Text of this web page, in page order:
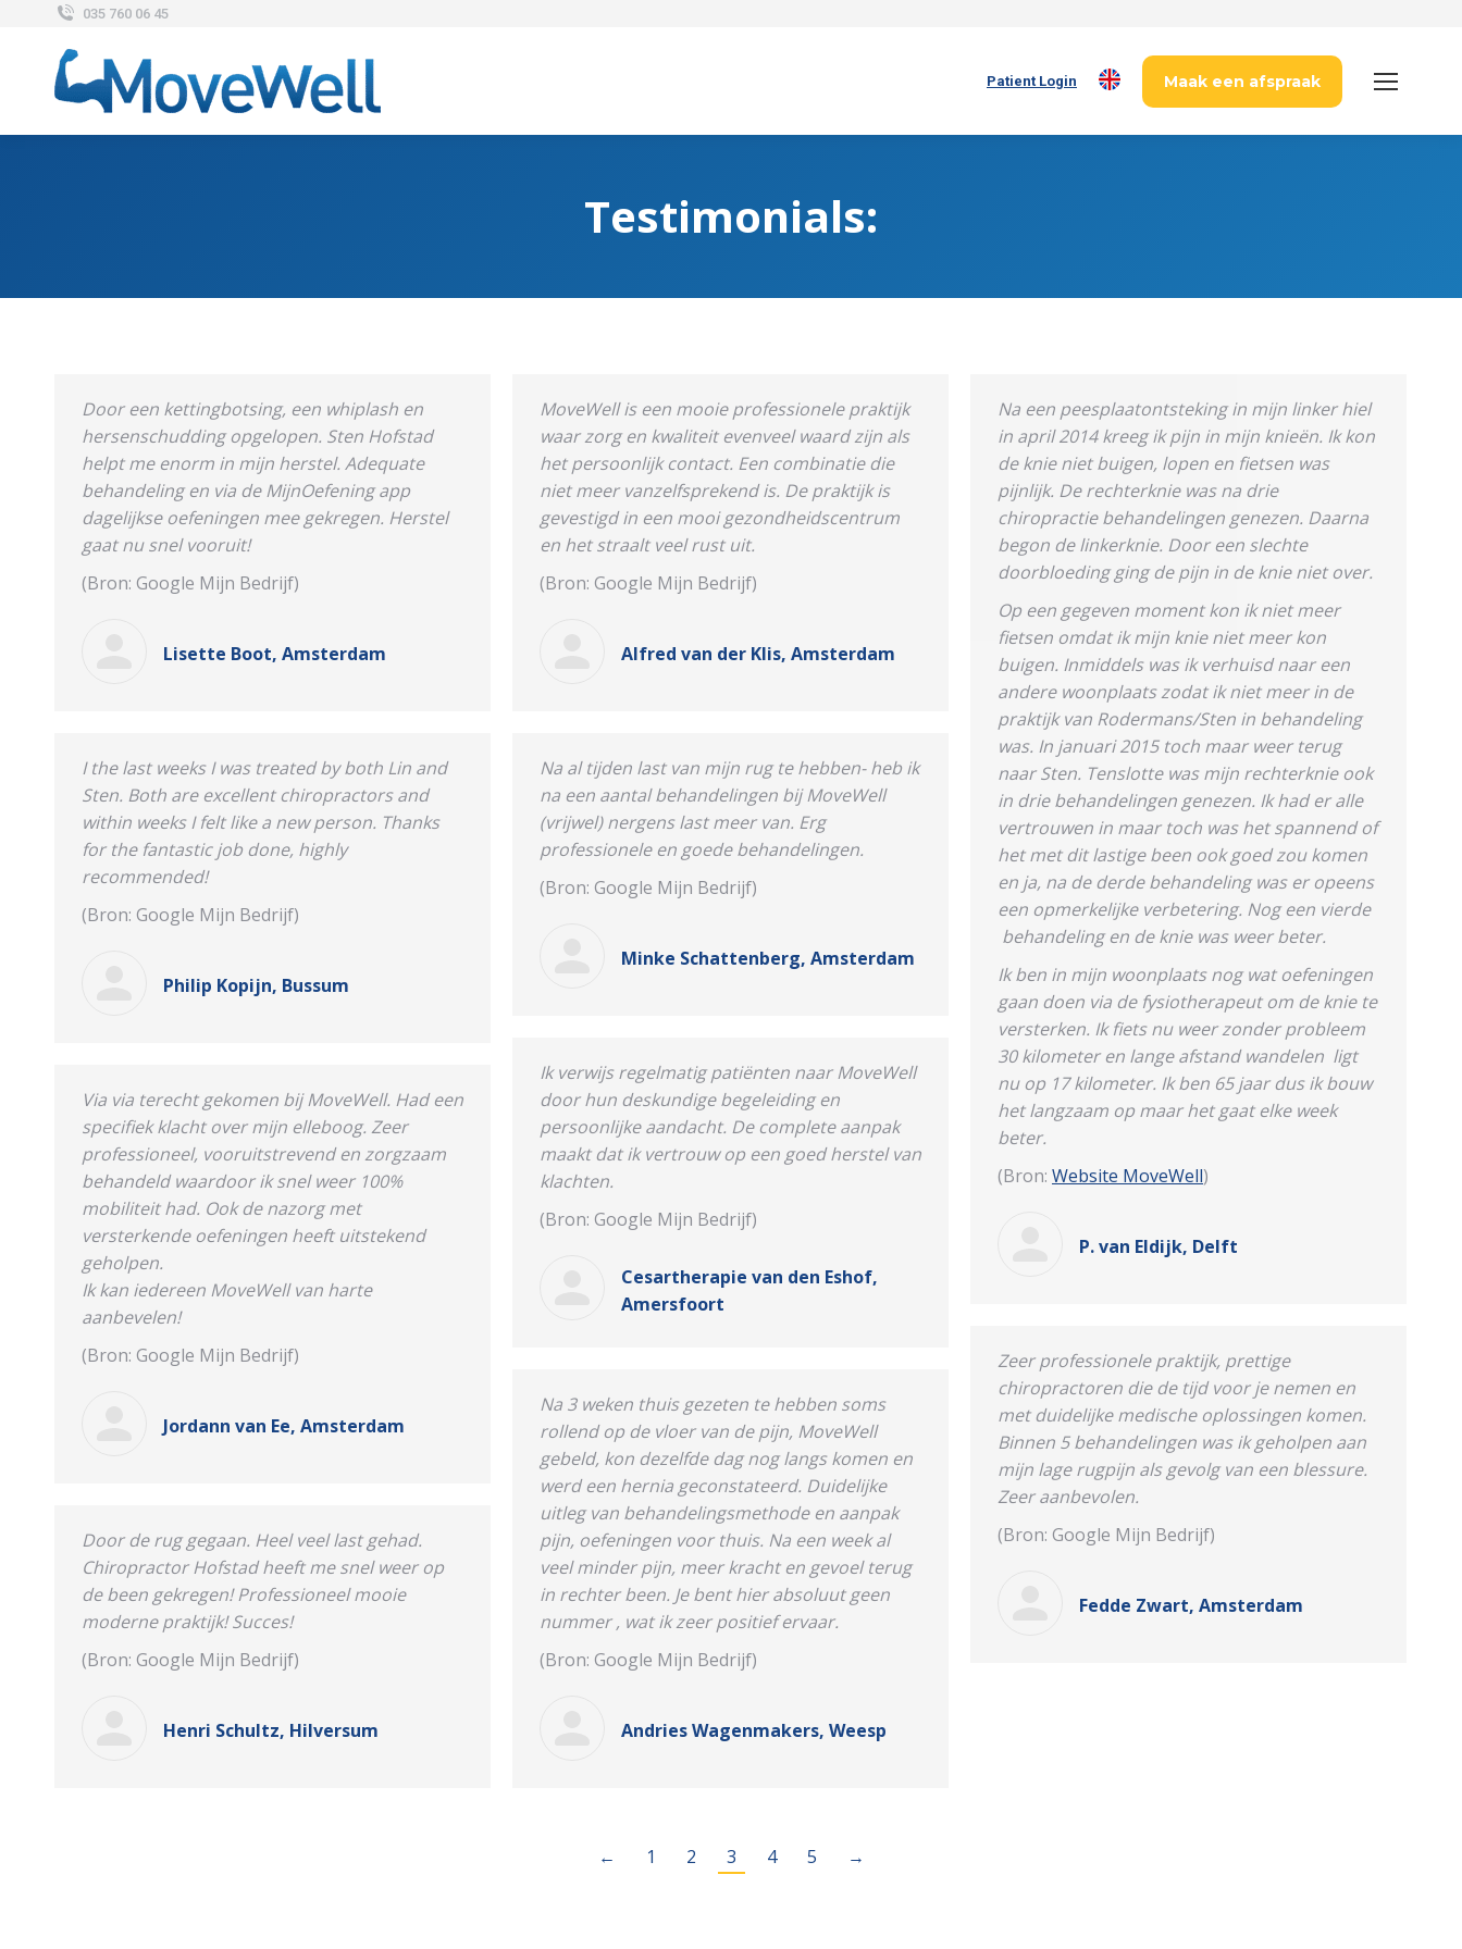
035 760 06 45
Patient Login Maak een afspraak
Testimonials:
Door een kettingbotsing, een whiplash en
hersenschudding opgelopen. Sten Hofstad
helpt me enorm in mijn herstel. Adequate
behandeling en via de MijnOefening app
dagelijkse oefeningen mee gekregen. Herstel
gaat nu snel vooruit!
(Bron: Google Mijn Bedrijf)
Lisette Boot, Amsterdam
MoveWell is een mooie professionele praktijk
waar zorg en kwaliteit evenveel waard zijn als
het persoonlijk contact. Een combinatie die
niet meer vanzelfsprekend is. De praktijk is
gevestigd in een mooi gezondheidscentrum
en het straalt veel rust uit.
(Bron: Google Mijn Bedrijf)
Alfred van der Klis, Amsterdam
Na een peesplaatontsteking in mijn linker hiel
in april 2014 kreeg ik pijn in mijn knieën. Ik kon
de knie niet buigen, lopen en fietsen was
pijnlijk. De rechterknie was na drie
chiropractie behandelingen genezen. Daarna
begon de linkerknie. Door een slechte
doorbloeding ging de pijn in de knie niet over.
Op een gegeven moment kon ik niet meer
fietsen omdat ik mijn knie niet meer kon
buigen. Inmiddels was ik verhuisd naar een
andere woonplaats zodat ik niet meer in de
praktijk van Rodermans/Sten in behandeling
was. In januari 2015 toch maar weer terug
naar Sten. Tenslotte was mijn rechterknie ook
in drie behandelingen genezen. Ik had er alle
vertrouwen in maar toch was het spannend of
het met dit lastige been ook goed zou komen
en ja, na de derde behandeling was er opeens
een opmerkelijke verbetering. Nog een vierde
behandeling en de knie was weer beter.
Ik ben in mijn woonplaats nog wat oefeningen
gaan doen via de fysiotherapeut om de knie te
versterken. Ik fiets nu weer zonder probleem
30 kilometer en lange afstand wandelen ligt
nu op 17 kilometer. Ik ben 65 jaar dus ik bouw
het langzaam op maar het gaat elke week
beter.
(Bron: Website MoveWell)
P. van Eldijk, Delft
I the last weeks I was treated by both Lin and
Sten. Both are excellent chiropractors and
within weeks I felt like a new person. Thanks
for the fantastic job done, highly
recommended!
(Bron: Google Mijn Bedrijf)
Philip Kopijn, Bussum
Na al tijden last van mijn rug te hebben- heb ik
na een aantal behandelingen bij MoveWell
(vrijwel) nergens last meer van. Erg
professionele en goede behandelingen.
(Bron: Google Mijn Bedrijf)
Minke Schattenberg, Amsterdam
Ik verwijs regelmatig patiënten naar MoveWell
door hun deskundige begeleiding en
persoonlijke aandacht. De complete aanpak
maakt dat ik vertrouw op een goed herstel van
klachten.
(Bron: Google Mijn Bedrijf)
Cesartherapie van den Eshof,
Amersfoort
Via via terecht gekomen bij MoveWell. Had een
specifiek klacht over mijn elleboog. Zeer
professioneel, vooruitstrevend en zorgzaam
behandeld waardoor ik snel weer 100%
mobiliteit had. Ook de nazorg met
versterkende oefeningen heeft uitstekend
geholpen.
Ik kan iedereen MoveWell van harte
aanbevelen!
(Bron: Google Mijn Bedrijf)
Jordann van Ee, Amsterdam
Zeer professionele praktijk, prettige
chiropractoren die de tijd voor je nemen en
met duidelijke medische oplossingen komen.
Binnen 5 behandelingen was ik geholpen aan
mijn lage rugpijn als gevolg van een blessure.
Zeer aanbevolen.
(Bron: Google Mijn Bedrijf)
Fedde Zwart, Amsterdam
Na 3 weken thuis gezeten te hebben soms
rollend op de vloer van de pijn, MoveWell
gebeld, kon dezelfde dag nog langs komen en
werd een hernia geconstateerd. Duidelijke
uitleg van behandelingsmethode en aanpak
pijn, oefeningen voor thuis. Na een week al
veel minder pijn, meer kracht en gevoel terug
in rechter been. Je bent hier absoluut geen
nummer , wat ik zeer positief ervaar.
(Bron: Google Mijn Bedrijf)
Andries Wagenmakers, Weesp
Door de rug gegaan. Heel veel last gehad.
Chiropractor Hofstad heeft me snel weer op
de been gekregen! Professioneel mooie
moderne praktijk! Succes!
(Bron: Google Mijn Bedrijf)
Henri Schultz, Hilversum
← 1 2 3 4 5 →